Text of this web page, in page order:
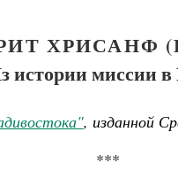
ХРИСАНФ
истории миссии в
, изданной
***